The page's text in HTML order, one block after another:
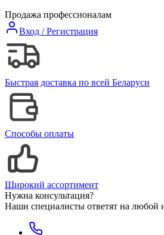
Продажа профессионалам
Вход / Регистрация
Быстрая доставка по всей Беларуси
Способы оплаты
Широкий ассортимент
Нужна консультация?
Наши специалисты ответят на любой